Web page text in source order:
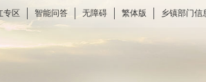
专区 智能问答 无障碍 繁体版 乡镇部门信